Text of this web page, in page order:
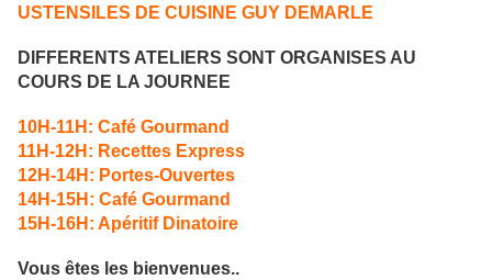
USTENSILES DE CUISINE GUY DEMARLE
DIFFERENTS ATELIERS SONT ORGANISES AU
COURS DE LA JOURNEE
10H-11H: Café Gourmand
11H-12H: Recettes Express
12H-14H: Portes-Ouvertes
14H-15H: Café Gourmand
15H-16H: Apéritif Dinatoire
Vous êtes les bienvenues..